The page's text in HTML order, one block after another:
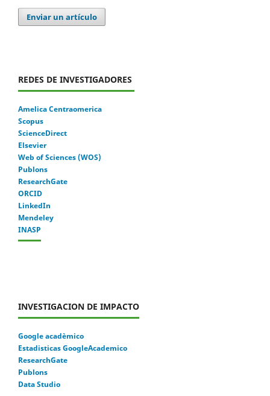
Enviar un artículo
REDES DE INVESTIGADORES
Amelica Centraomerica
Scopus
ScienceDirect
Elsevier
Web of Sciences (WOS)
Publons
ResearchGate
ORCID
LinkedIn
Mendeley
INASP
INVESTIGACION DE IMPACTO
Google acadèmico
Estadisticas GoogleAcademico
ResearchGate
Publons
Data Studio